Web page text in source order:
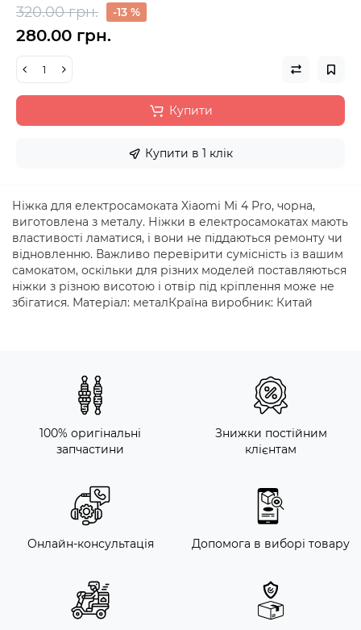
320.00 грн. -13 %
280.00 грн.
Купити
Купити в 1 клік
Ніжка для електросамоката Xiaomi Mi 4 Pro, чорна,
виготовлена ​​з металу. Ніжки в електросамокатах мають
властивості ламатися, і вони не піддаються ремонту чи
відновленню. Важливо перевірити сумісність із вашим
самокатом, оскільки для різних моделей поставляються
ніжки з різною висотою і отвір під кріплення може не
збігатися. Матеріал: металКраїна виробник: Китай
100% оригінальні
запчастини
Знижки постійним
клієнтам
Онлайн-консультація Допомога в виборі товару